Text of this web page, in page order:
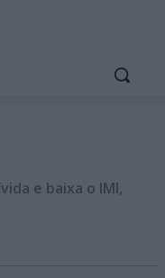
e baixa o IMI,